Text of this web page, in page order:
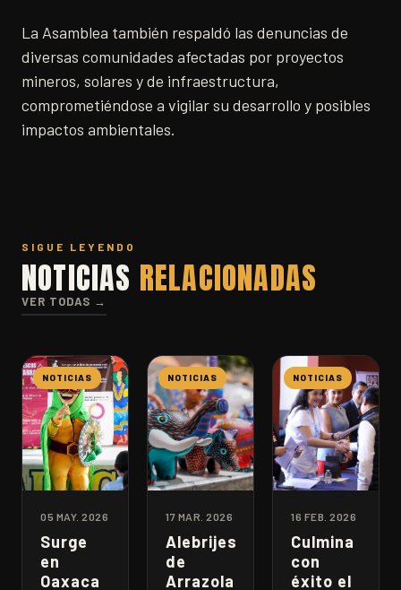
La Asamblea también respaldó las denuncias de
diversas comunidades afectadas por proyectos
mineros, solares y de infraestructura,
comprometiéndose a vigilar su desarrollo y posibles
impactos ambientales.
SIGUE LEYENDO
NOTICIAS RELACIONADAS
VER TODAS →
NOTICIAS
05 MAY. 2026
Surge
en
Oaxaca
NOTICIAS
17 MAR. 2026
Alebrijes
de
Arrazola
NOTICIAS
16 FEB. 2026
Culmina
con
éxito el